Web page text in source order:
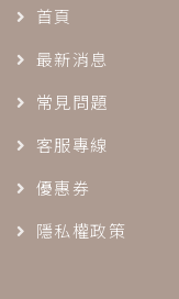
首頁
最新消息
常見問題
客服專線
優惠券
隱私權政策